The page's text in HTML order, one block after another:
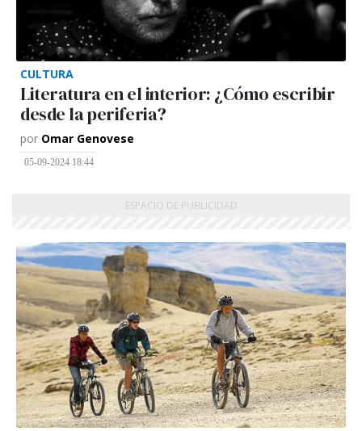
CULTURA
Literatura en el interior: ¿Cómo escribir
desde la periferia?
por Omar Genovese
05-09-2024 18:44